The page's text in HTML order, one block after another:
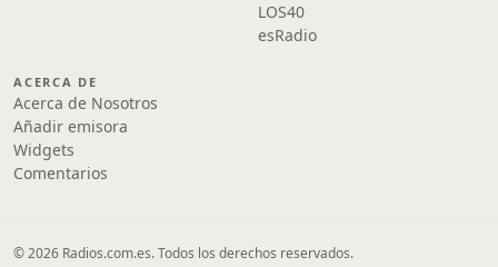
LOS40
esRadio
ACERCA DE
Acerca de Nosotros
Añadir emisora
Widgets
Comentarios
© 2026 Radios.com.es. Todos los derechos reservados.